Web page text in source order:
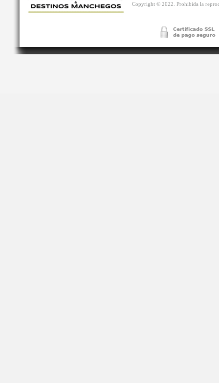
Copyright © 2022. Prohibida la